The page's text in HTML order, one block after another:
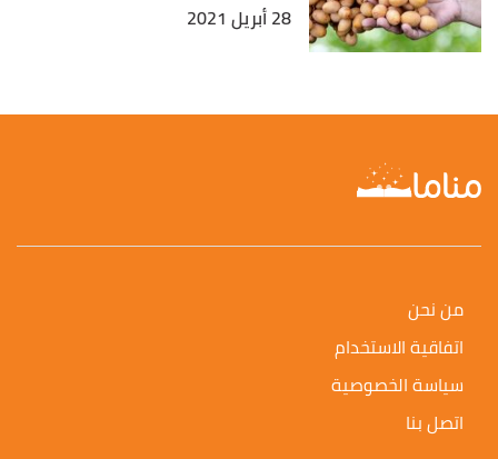
28 أبريل 2021
من نحن
اتفاقية الاستخدام
سياسة الخصوصية
اتصل بنا